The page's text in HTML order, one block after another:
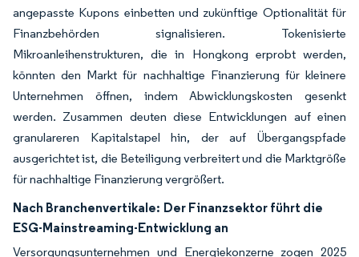
angepasste Kupons einbetten und zukünftige Optionalität für
Finanzbehörden signalisieren. Tokenisierte
Mikroanleihenstrukturen, die in Hongkong erprobt werden,
könnten den Markt für nachhaltige Finanzierung für kleinere
Unternehmen öffnen, indem Abwicklungskosten gesenkt
werden. Zusammen deuten diese Entwicklungen auf einen
granulareren Kapitalstapel hin, der auf Übergangspfade
ausgerichtet ist, die Beteiligung verbreitert und die Marktgröße
für nachhaltige Finanzierung vergrößert.
Nach Branchenvertikale: Der Finanzsektor führt die
ESG-Mainstreaming-Entwicklung an
Versorgungsunternehmen und Energiekonzerne zogen 2025